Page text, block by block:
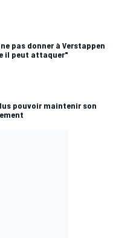
pas donner à Verstappen
il peut attaquer"
pouvoir maintenir son